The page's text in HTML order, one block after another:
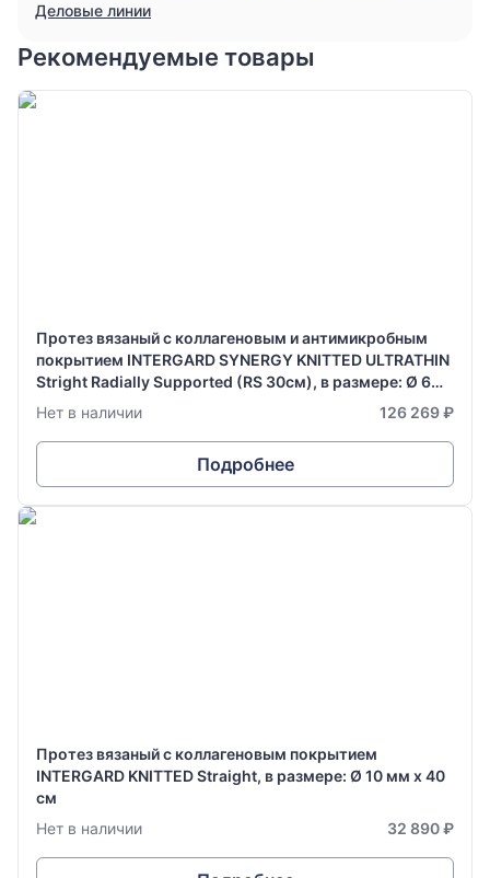
Деловые линии
Рекомендуемые товары
Протез вязаный с коллагеновым и антимикробным
покрытием INTERGARD SYNERGY KNITTED ULTRATHIN
Stright Radially Supported (RS 30см), в размере: Ø 6
мм х 70 см
Нет в наличии 126 269 ₽
Подробнее
Протез вязаный с коллагеновым покрытием
INTERGARD KNITTED Straight, в размере: Ø 10 мм х 40
см
Нет в наличии
32 890 ₽